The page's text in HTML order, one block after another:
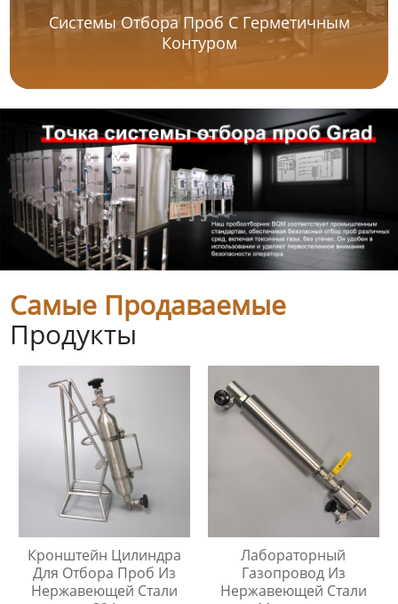
Системы Отбора Проб С Герметичным
Контуром
Самые Продаваемые
Продукты
Кронштейн Цилиндра
Для Отбора Проб Из
Нержавеющей Стали
Лабораторный
Газопровод Из
Нержавеющей Стали